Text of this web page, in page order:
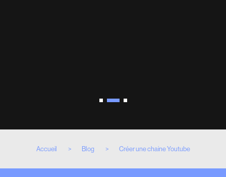
Accueil Blog Créer une chaine Youtube